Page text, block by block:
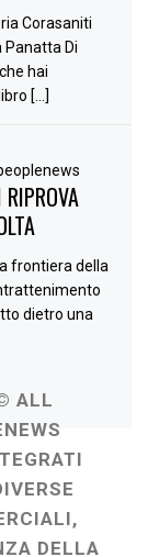
Corasaniti
Panatta Di
hai
[…]
frontiera della
dietro una
ALL
DELLA